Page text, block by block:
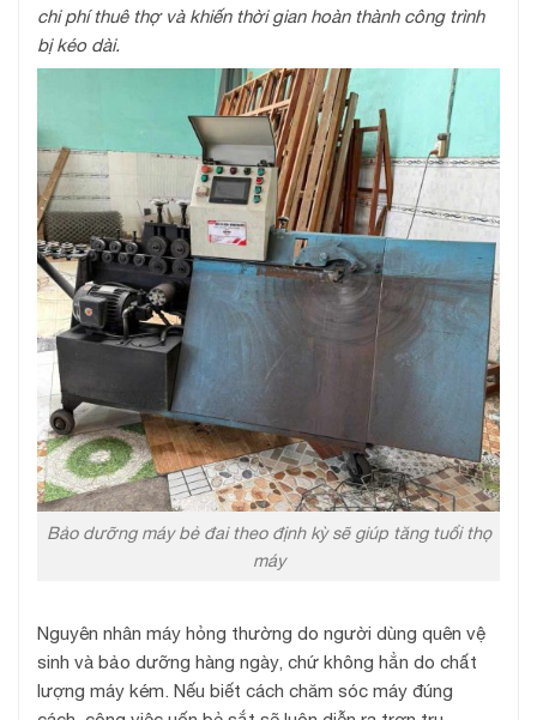
chi phí thuê thợ và khiến thời gian hoàn thành công trình
bị kéo dài.
Bảo dưỡng máy bẻ đai theo định kỳ sẽ giúp tăng tuổi thọ
máy
Nguyên nhân máy hỏng thường do người dùng quên vệ
sinh và bảo dưỡng hàng ngày, chứ không hẳn do chất
lượng máy kém. Nếu biết cách chăm sóc máy đúng